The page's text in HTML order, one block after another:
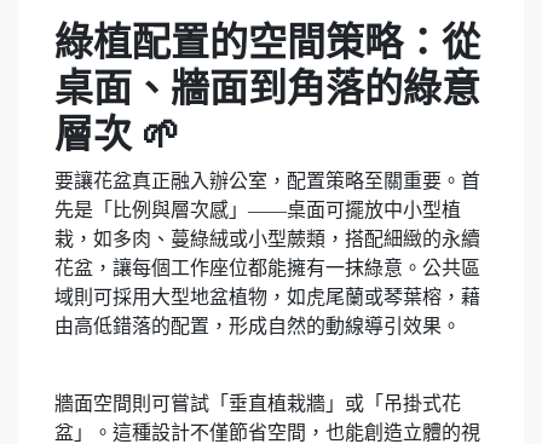
綠植配置的空間策略：從
桌面、牆面到角落的綠意
層次 🌱
要讓花盆真正融入辦公室，配置策略至關重要。首
先是「比例與層次感」——桌面可擺放中小型植
栽，如多肉、蔓綠絨或小型蕨類，搭配細緻的永續
花盆，讓每個工作座位都能擁有一抹綠意。公共區
域則可採用大型地盆植物，如虎尾蘭或琴葉榕，藉
由高低錯落的配置，形成自然的動線導引效果。
牆面空間則可嘗試「垂直植栽牆」或「吊掛式花
盆」。這種設計不僅節省空間，也能創造立體的視